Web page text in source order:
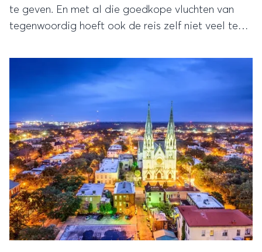
te geven. En met al die goedkope vluchten van
tegenwoordig hoeft ook de reis zelf niet veel te